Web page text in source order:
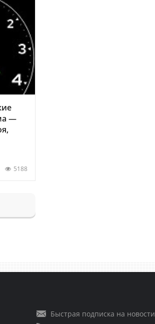
—
5188
Быстрая подписка на новости